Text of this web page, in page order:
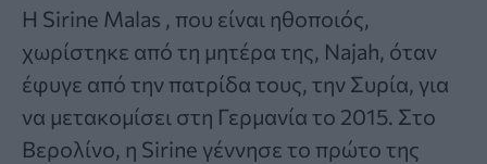
Η Sirine Malas , που είναι ηθοποιός,
χωρίστηκε από τη μητέρα της, Najah, όταν
έφυγε από την πατρίδα τους, την Συρία, για
να μετακομίσει στη Γερμανία το 2015. Στο
Βερολίνο, η Sirine γέννησε το πρώτο της